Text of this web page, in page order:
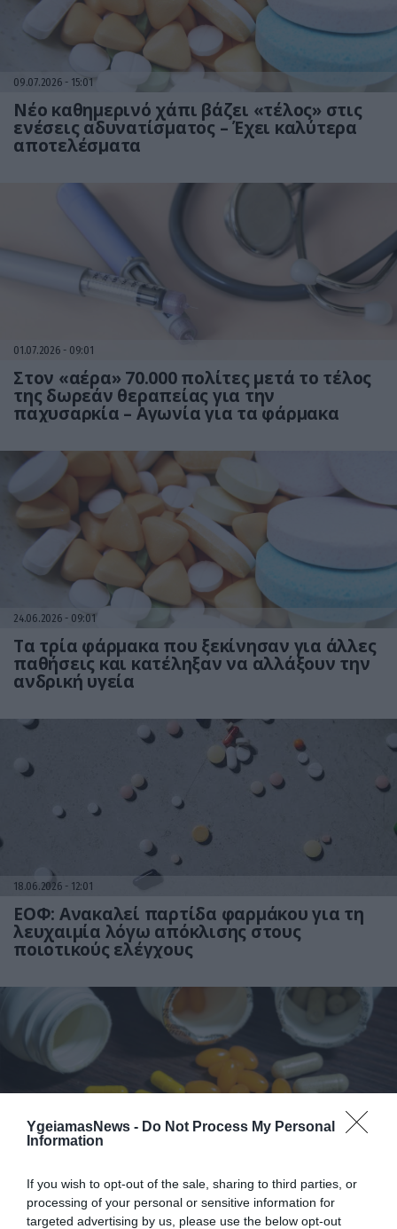
YgeiamasNews - Do Not Process My Personal
Information
If you wish to opt-out of the sale, sharing to third parties, or
processing of your personal or sensitive information for
targeted advertising by us, please use the below opt-out
09.07.2026 15:01
Νέο καθημερινό χάπι βάζει «τέλος» στις
ενέσεις αδυνατίσματος – Έχει καλύτερα
αποτελέσματα
01.07.2026 09:01
Στον «αέρα» 70.000 πολίτες μετά το τέλος
της δωρεάν θεραπείας για την
παχυσαρκία – Αγωνία για τα φάρμακα
24.06.2026 09:01
Τα τρία φάρμακα που ξεκίνησαν για άλλες
παθήσεις και κατέληξαν να αλλάξουν την
ανδρική υγεία
18.06.2026 12:01
ΕΟΦ: Ανακαλεί παρτίδα φαρμάκου για τη
λευχαιμία λόγω απόκλισης στους
ποιοτικούς ελέγχους
104 νέα φάρμακα έλαβαν έγκριση από τον
EMA το 2025 – Ποιες ασθένειες αφορούν